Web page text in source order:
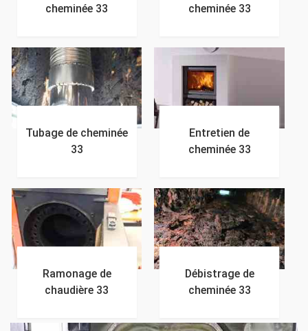
cheminée 33
cheminée 33
Tubage de cheminée
33
Entretien de
cheminée 33
Ramonage de
chaudière 33
Débistrage de
cheminée 33